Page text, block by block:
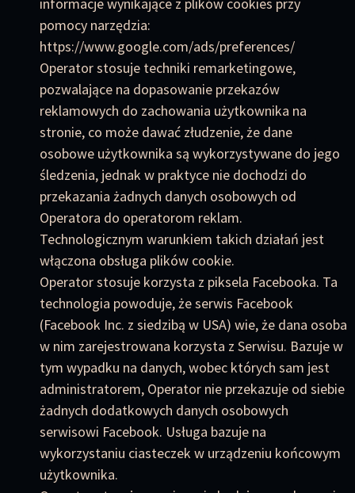
informacje wynikające z plików cookies przy
pomocy narzędzia:
https://www.google.com/ads/preferences/
Operator stosuje techniki remarketingowe,
pozwalające na dopasowanie przekazów
reklamowych do zachowania użytkownika na
stronie, co może dawać złudzenie, że dane
osobowe użytkownika są wykorzystywane do jego
śledzenia, jednak w praktyce nie dochodzi do
przekazania żadnych danych osobowych od
Operatora do operatorom reklam.
Technologicznym warunkiem takich działań jest
włączona obsługa plików cookie.
Operator stosuje korzysta z piksela Facebooka. Ta
technologia powoduje, że serwis Facebook
(Facebook Inc. z siedzibą w USA) wie, że dana osoba
w nim zarejestrowana korzysta z Serwisu. Bazuje w
tym wypadku na danych, wobec których sam jest
administratorem, Operator nie przekazuje od siebie
żadnych dodatkowych danych osobowych
serwisowi Facebook. Usługa bazuje na
wykorzystaniu ciasteczek w urządzeniu końcowym
użytkownika.